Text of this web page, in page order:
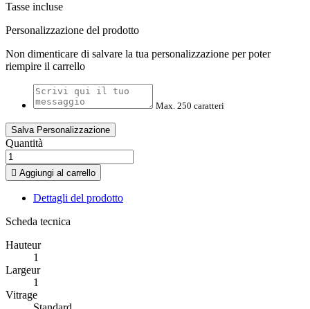
Tasse incluse
Personalizzazione del prodotto
Non dimenticare di salvare la tua personalizzazione per poter
riempire il carrello
Max. 250 caratteri
Salva Personalizzazione
Quantità
 Aggiungi al carrello
Dettagli del prodotto
Scheda tecnica
Hauteur
1
Largeur
1
Vitrage